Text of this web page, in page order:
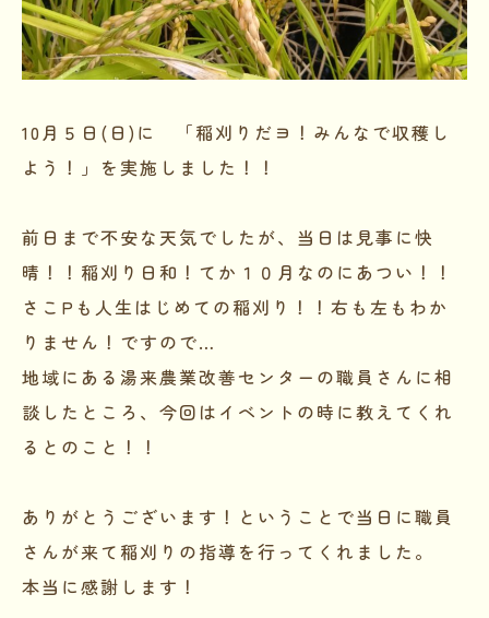
10月５日(日)に 「稲刈りだヨ！みんなで収穫し
よう！」を実施しました！！
前日まで不安な天気でしたが、当日は見事に快
晴！！稲刈り日和！てか１０月なのにあつい！！
さこPも人生はじめての稲刈り！！右も左もわか
りません！ですので…
地域にある湯来農業改善センターの職員さんに相
談したところ、今回はイベントの時に教えてくれ
るとのこと！！
ありがとうございます！ということで当日に職員
さんが来て稲刈りの指導を行ってくれました。
本当に感謝します！